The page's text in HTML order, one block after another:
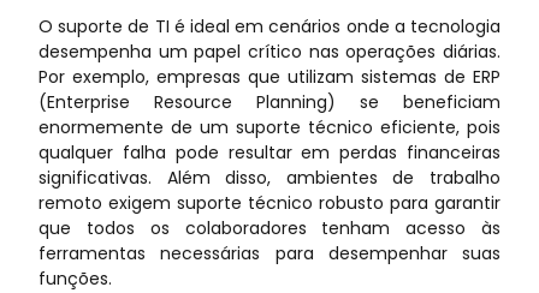
O suporte de TI é ideal em cenários onde a tecnologia
desempenha um papel crítico nas operações diárias.
Por exemplo, empresas que utilizam sistemas de ERP
(Enterprise Resource Planning) se beneficiam
enormemente de um suporte técnico eficiente, pois
qualquer falha pode resultar em perdas financeiras
significativas. Além disso, ambientes de trabalho
remoto exigem suporte técnico robusto para garantir
que todos os colaboradores tenham acesso às
ferramentas necessárias para desempenhar suas
funções.